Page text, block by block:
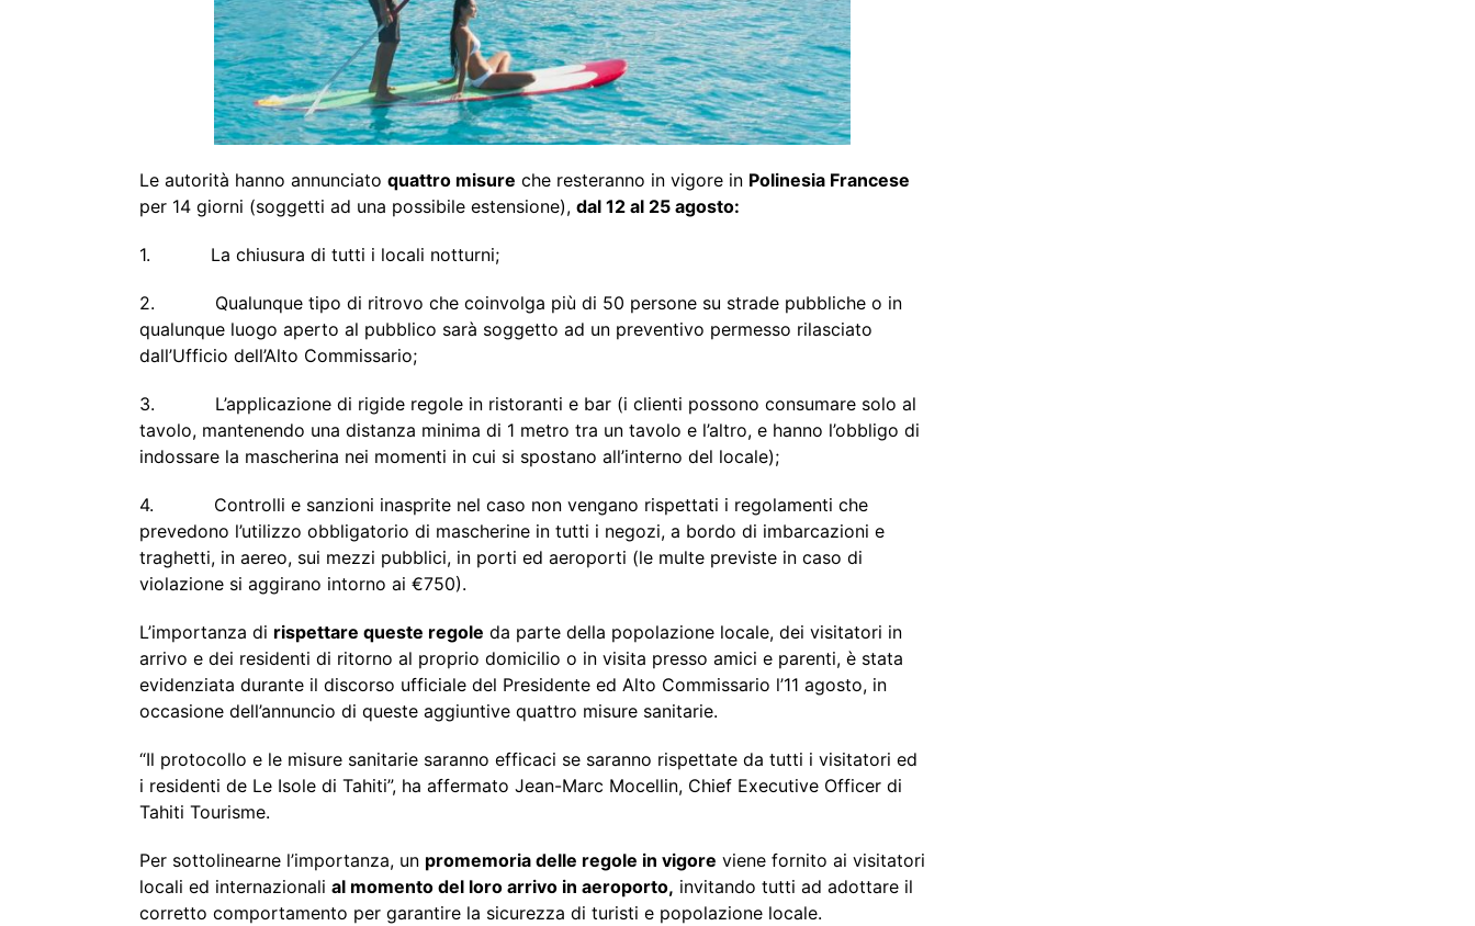
Le autorità hanno annunciato quattro misure che resteranno in vigore in Polinesia Francese
per 14 giorni (soggetti ad una possibile estensione), dal 12 al 25 agosto:
1. La chiusura di tutti i locali notturni;
2. Qualunque tipo di ritrovo che coinvolga più di 50 persone su strade pubbliche o in
qualunque luogo aperto al pubblico sarà soggetto ad un preventivo permesso rilasciato
dall’Ufficio dell’Alto Commissario;
3. L’applicazione di rigide regole in ristoranti e bar (i clienti possono consumare solo al
tavolo, mantenendo una distanza minima di 1 metro tra un tavolo e l’altro, e hanno l’obbligo di
indossare la mascherina nei momenti in cui si spostano all’interno del locale);
4. Controlli e sanzioni inasprite nel caso non vengano rispettati i regolamenti che
prevedono l’utilizzo obbligatorio di mascherine in tutti i negozi, a bordo di imbarcazioni e
traghetti, in aereo, sui mezzi pubblici, in porti ed aeroporti (le multe previste in caso di
violazione si aggirano intorno ai €750).
L’importanza di rispettare queste regole da parte della popolazione locale, dei visitatori in
arrivo e dei residenti di ritorno al proprio domicilio o in visita presso amici e parenti, è stata
evidenziata durante il discorso ufficiale del Presidente ed Alto Commissario l’11 agosto, in
occasione dell’annuncio di queste aggiuntive quattro misure sanitarie.
“Il protocollo e le misure sanitarie saranno efficaci se saranno rispettate da tutti i visitatori ed
i residenti de Le Isole di Tahiti”, ha affermato Jean-Marc Mocellin, Chief Executive Officer di
Tahiti Tourisme.
Per sottolinearne l’importanza, un promemoria delle regole in vigore viene fornito ai visitatori
locali ed internazionali al momento del loro arrivo in aeroporto, invitando tutti ad adottare il
corretto comportamento per garantire la sicurezza di turisti e popolazione locale.